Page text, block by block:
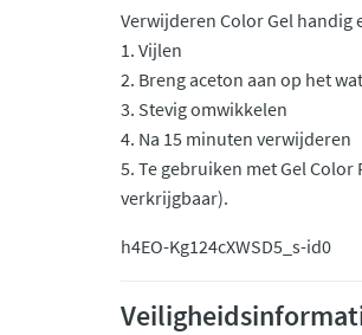
Verwijderen Color Gel handig
1. Vijlen
2. Breng aceton aan op het
3. Stevig omwikkelen
4. Na 15 minuten verwijderen
5. Te gebruiken met Gel
verkrijgbaar).
h4EO-Kg124cXWSD5_s-id0